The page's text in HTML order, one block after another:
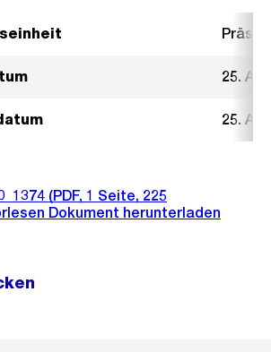
25.
25.
(PDF, 1 Seite, 225
Dokument herunterladen